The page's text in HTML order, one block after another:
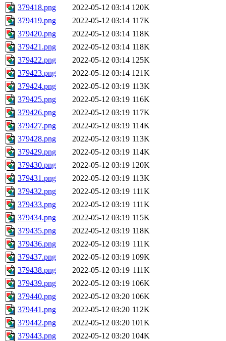
379418.png
2022-05-12 03:14 120K
379419.png
2022-05-12 03:14 117K
379420.png
2022-05-12 03:14 118K
379421.png
2022-05-12 03:14 118K
379422.png
2022-05-12 03:14 125K
379423.png
2022-05-12 03:14 121K
379424.png
2022-05-12 03:19 113K
379425.png
2022-05-12 03:19 116K
379426.png
2022-05-12 03:19 117K
379427.png
2022-05-12 03:19 114K
379428.png
2022-05-12 03:19 113K
379429.png
2022-05-12 03:19 114K
379430.png
2022-05-12 03:19 120K
379431.png
2022-05-12 03:19 113K
379432.png
2022-05-12 03:19 111K
379433.png
2022-05-12 03:19 111K
379434.png
2022-05-12 03:19 115K
379435.png
2022-05-12 03:19 118K
379436.png
2022-05-12 03:19 111K
379437.png
2022-05-12 03:19 109K
379438.png
2022-05-12 03:19 111K
379439.png
2022-05-12 03:19 106K
379440.png
2022-05-12 03:20 106K
379441.png
2022-05-12 03:20 112K
379442.png
2022-05-12 03:20 101K
379443.png
2022-05-12 03:20 104K